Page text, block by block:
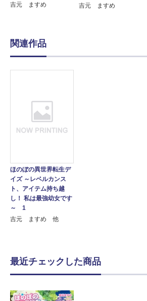
吉元 ますめ
吉元 ますめ
関連作品
ほのぼの異世界転生デ
イズ ～レベルカンス
ト、アイテム持ち越
し！ 私は最強幼女です
～ 1
吉元 ますめ 他
最近チェックした商品